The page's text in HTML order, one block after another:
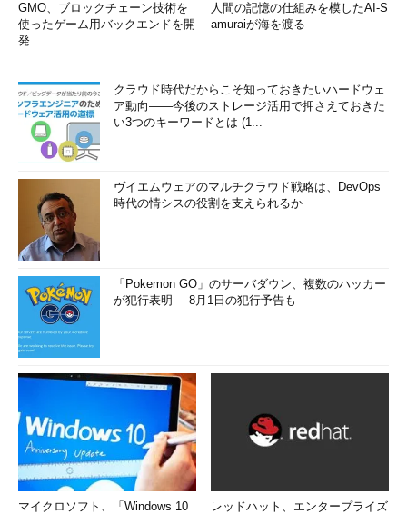
GMO、ブロックチェーン技術を
使ったゲーム用バックエンドを開
発
人間の記憶の仕組みを模したAI-S
amuraiが海を渡る
クラウド時代だからこそ知っておきたいハードウェ
ア動向――今後のストレージ活用で押さえておきた
い3つのキーワードとは (1...
ヴイエムウェアのマルチクラウド戦略は、DevOps
時代の情シスの役割を支えられるか
「Pokemon GO」のサーバダウン、複数のハッカー
が犯行表明──8月1日の犯行予告も
マイクロソフト、「Windows 10
レッドハット、エンタープライズ